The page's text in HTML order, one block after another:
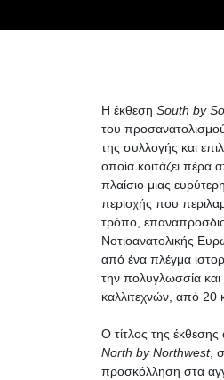
Η έκθεση South by
του
της συλλογής και
οποία κοιτάζει πέρα
πλαίσιο μιας
περιοχής που
τρόπο,
Νοτιοανατολικής
από ένα πλέγμα
την πολυγλωσσία
καλλιτεχνών, από 20
Ο τίτλος της
North by Northwest,
προσκόλληση στα